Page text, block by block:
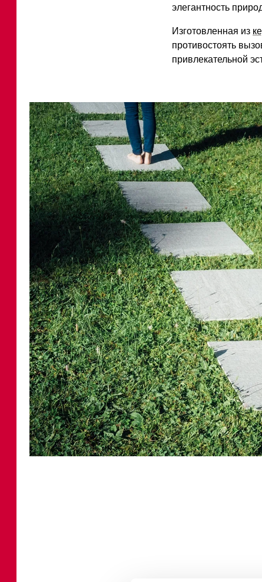
элегантность
Изготовленная из
противостоять
привлекательной